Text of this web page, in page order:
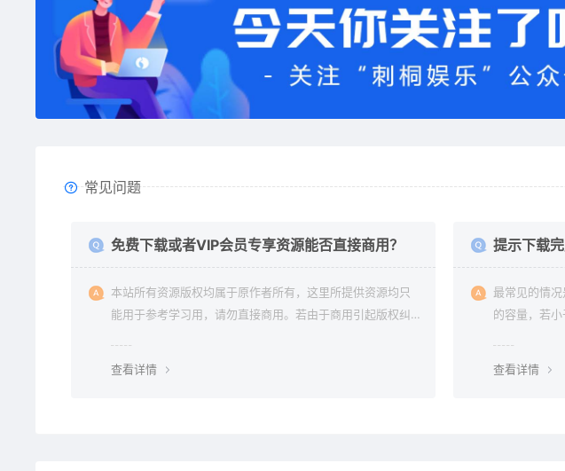
常见问题
免费下载或者VIP会员专享资源能否直接商用？
本站所有资源版权均属于原作者所有，这里所提供资源均只
能用于参考学习用，请勿直接商用。若由于商用引起版权纠
查看详情
提示下载
最常见的情
的容量，若
查看详情